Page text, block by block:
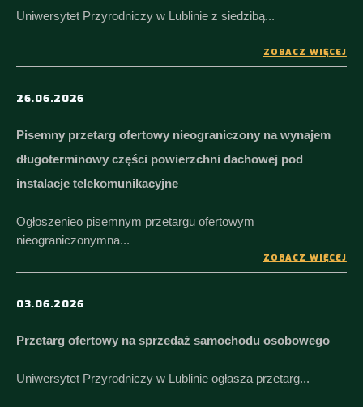
Uniwersytet Przyrodniczy w Lublinie z siedzibą...
ZOBACZ WIĘCEJ
26.06.2026
Pisemny przetarg ofertowy nieograniczony na wynajem
długoterminowy części powierzchni dachowej pod
instalacje telekomunikacyjne
Ogłoszenieo pisemnym przetargu ofertowym
nieograniczonymna...
ZOBACZ WIĘCEJ
03.06.2026
Przetarg ofertowy na sprzedaż samochodu osobowego
Uniwersytet Przyrodniczy w Lublinie ogłasza przetarg...